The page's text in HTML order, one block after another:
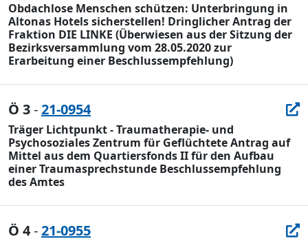
Obdachlose Menschen schützen: Unterbringung in
Altonas Hotels sicherstellen! Dringlicher Antrag der
Fraktion DIE LINKE (Überwiesen aus der Sitzung der
Bezirksversammlung vom 28.05.2020 zur
Erarbeitung einer Beschlussempfehlung)
Ö 3-21-0954
Träger Lichtpunkt - Traumatherapie- und
Psychosoziales Zentrum für Geflüchtete Antrag auf
Mittel aus dem Quartiersfonds II für den Aufbau
einer Traumasprechstunde Beschlussempfehlung
des Amtes
Ö 4-21-0955